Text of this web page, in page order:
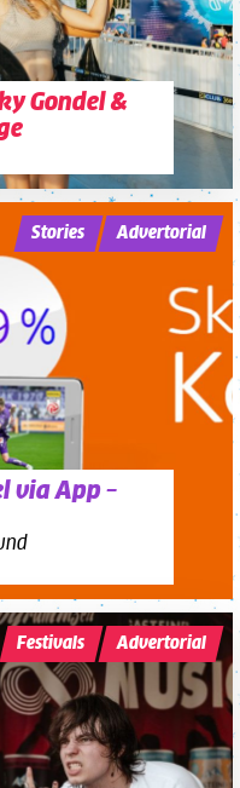
Gondel &
via App –
Stories Advertorial
Festivals Advertorial